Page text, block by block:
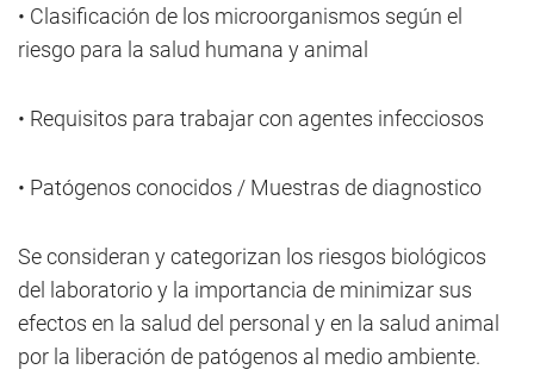
• Clasificación de los microorganismos según el
riesgo para la salud humana y animal
• Requisitos para trabajar con agentes infecciosos
• Patógenos conocidos / Muestras de diagnostico
Se consideran y categorizan los riesgos biológicos
del laboratorio y la importancia de minimizar sus
efectos en la salud del personal y en la salud animal
por la liberación de patógenos al medio ambiente.